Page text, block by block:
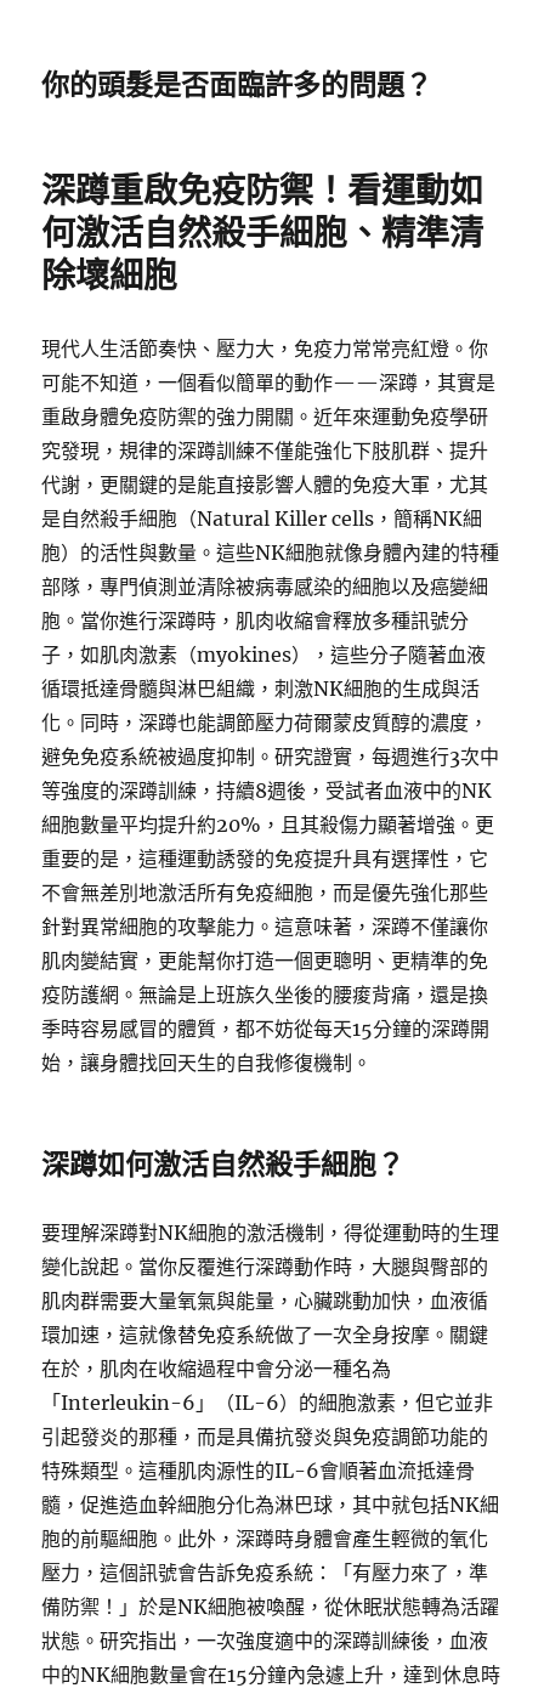
你的頭髮是否面臨許多的問題？
深蹲重啟免疫防禦！看運動如
何激活自然殺手細胞、精準清
除壞細胞
現代人生活節奏快、壓力大，免疫力常常亮紅燈。你
可能不知道，一個看似簡單的動作——深蹲，其實是
重啟身體免疫防禦的強力開關。近年來運動免疫學研
究發現，規律的深蹲訓練不僅能強化下肢肌群、提升
代謝，更關鍵的是能直接影響人體的免疫大軍，尤其
是自然殺手細胞（Natural Killer cells，簡稱NK細
胞）的活性與數量。這些NK細胞就像身體內建的特種
部隊，專門偵測並清除被病毒感染的細胞以及癌變細
胞。當你進行深蹲時，肌肉收縮會釋放多種訊號分
子，如肌肉激素（myokines），這些分子隨著血液
循環抵達骨髓與淋巴組織，刺激NK細胞的生成與活
化。同時，深蹲也能調節壓力荷爾蒙皮質醇的濃度，
避免免疫系統被過度抑制。研究證實，每週進行3次中
等強度的深蹲訓練，持續8週後，受試者血液中的NK
細胞數量平均提升約20%，且其殺傷力顯著增強。更
重要的是，這種運動誘發的免疫提升具有選擇性，它
不會無差別地激活所有免疫細胞，而是優先強化那些
針對異常細胞的攻擊能力。這意味著，深蹲不僅讓你
肌肉變結實，更能幫你打造一個更聰明、更精準的免
疫防護網。無論是上班族久坐後的腰痠背痛，還是換
季時容易感冒的體質，都不妨從每天15分鐘的深蹲開
始，讓身體找回天生的自我修復機制。
深蹲如何激活自然殺手細胞？
要理解深蹲對NK細胞的激活機制，得從運動時的生理
變化說起。當你反覆進行深蹲動作時，大腿與臀部的
肌肉群需要大量氧氣與能量，心臟跳動加快，血液循
環加速，這就像替免疫系統做了一次全身按摩。關鍵
在於，肌肉在收縮過程中會分泌一種名為
「Interleukin-6」（IL-6）的細胞激素，但它並非
引起發炎的那種，而是具備抗發炎與免疫調節功能的
特殊類型。這種肌肉源性的IL-6會順著血流抵達骨
髓，促進造血幹細胞分化為淋巴球，其中就包括NK細
胞的前驅細胞。此外，深蹲時身體會產生輕微的氧化
壓力，這個訊號會告訴免疫系統：「有壓力來了，準
備防禦！」於是NK細胞被喚醒，從休眠狀態轉為活躍
狀態。研究指出，一次強度適中的深蹲訓練後，血液
中的NK細胞數量會在15分鐘內急遽上升，達到休息時